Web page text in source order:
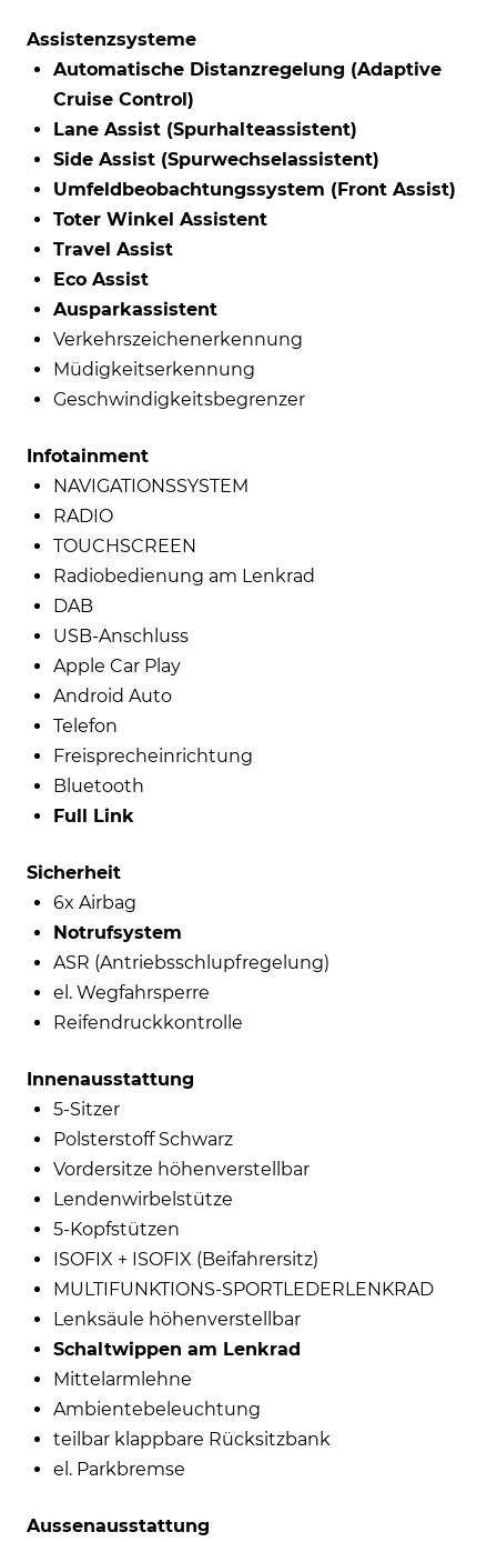
Assistenzsysteme
Automatische Distanzregelung (Adaptive
Cruise Control)
Lane Assist (Spurhalteassistent)
Side Assist (Spurwechselassistent)
Umfeldbeobachtungssystem (Front Assist)
Toter Winkel Assistent
Travel Assist
Eco Assist
Ausparkassistent
Verkehrszeichenerkennung
Müdigkeitserkennung
Geschwindigkeitsbegrenzer
Infotainment
NAVIGATIONSSYSTEM
RADIO
TOUCHSCREEN
Radiobedienung am Lenkrad
DAB
USB-Anschluss
Apple Car Play
Android Auto
Telefon
Freisprecheinrichtung
Bluetooth
Full Link
Sicherheit
6x Airbag
Notrufsystem
ASR (Antriebsschlupfregelung)
el. Wegfahrsperre
Reifendruckkontrolle
Innenausstattung
5-Sitzer
Polsterstoff Schwarz
Vordersitze höhenverstellbar
Lendenwirbelstütze
5-Kopfstützen
ISOFIX + ISOFIX (Beifahrersitz)
MULTIFUNKTIONS-SPORTLEDERLENKRAD
Lenksäule höhenverstellbar
Schaltwippen am Lenkrad
Mittelarmlehne
Ambientebeleuchtung
teilbar klappbare Rücksitzbank
el. Parkbremse
Aussenausstattung